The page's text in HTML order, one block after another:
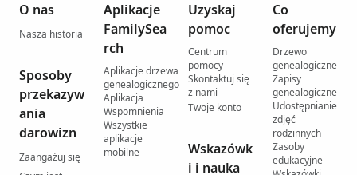
O nas
Nasza historia
Sposoby
przekazyw
ania
darowizn
Zaangażuj się
Aplikacje
FamilySea
rch
Aplikacje drzewa
genealogicznego
Aplikacja
Wspomnienia
Wszystkie
aplikacje
mobilne
Uzyskaj
pomoc
Centrum
pomocy
Skontaktuj się
z nami
Twoje konto
Wskazówk
i i nauka
Co
oferujemy
Drzewo
genealogiczne
Zapisy
genealogiczne
Udostępnianie
zdjęć
rodzinnych
Zasoby
edukacyjne